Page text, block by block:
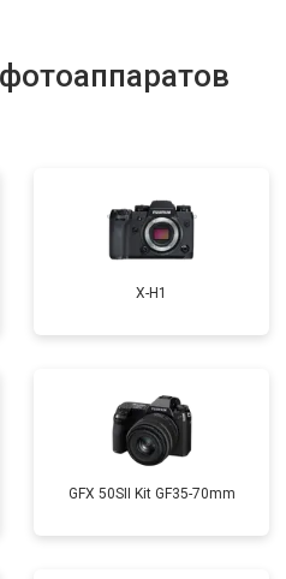
X-H1
GFX 50SII Kit GF35-70mm